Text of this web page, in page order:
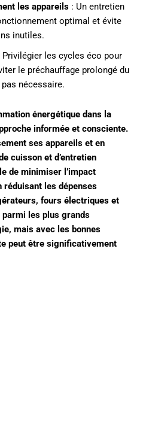
les appareils : Un entretien
optimal et évite
inutiles.
Privilégier les cycles éco pour
le préchauffage prolongé du
nécessaire.
énergétique dans la
informée et consciente.
ses appareils et en
cuisson et d’entretien
de minimiser l’impact
réduisant les dépenses
fours électriques et
les plus grands
mais avec les bonnes
peut être significativement